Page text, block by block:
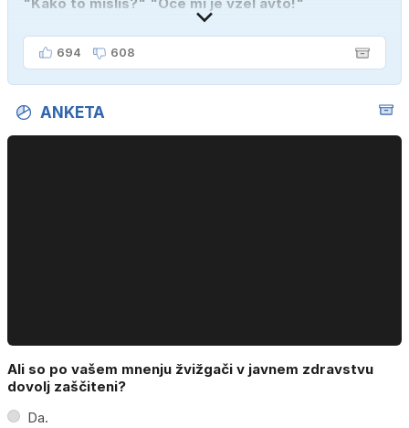
694 608
ANKETA
Ali so po vašem mnenju žvižgači v javnem zdravstvu
dovolj zaščiteni?
Da.